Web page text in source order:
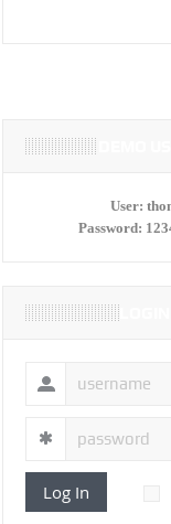
User:
Password:
Log In